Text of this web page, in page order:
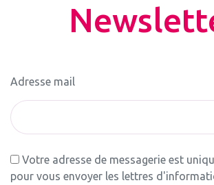
Adresse mail
Votre adresse de messagerie est
pour vous envoyer les lettres